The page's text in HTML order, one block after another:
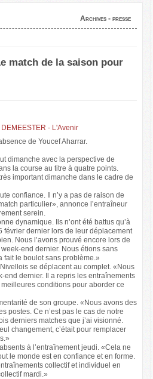
Archives - presse
match de la saison pour
- L'Avenir
de Youcef Aharrar.
dimanche avec la perspective de
la course au titre à quatre points.
important dimanche dans le cadre de
confiance. Il n’y a pas de raison de
particulier», annonce l’entraîneur
serein.
dynamique. Ils n’ont été battus qu’à
février dernier lors de leur déplacement
Nous l’avons prouvé encore lors de
end dernier. Nous étions sans
fait le boulot sans problème.»
se déplacent au complet. «Nous
end dernier. Il a repris les entraînements
conditions pour aborder ce
de son groupe. «Nous avons des
postes. Ce n’est pas le cas de notre
derniers matches que j’ai visionné.
changement, c’était pour remplacer
à l’entraînement jeudi. «Cela ne
le monde est en confiance et en forme.
collectif et individuel en
mardi.»